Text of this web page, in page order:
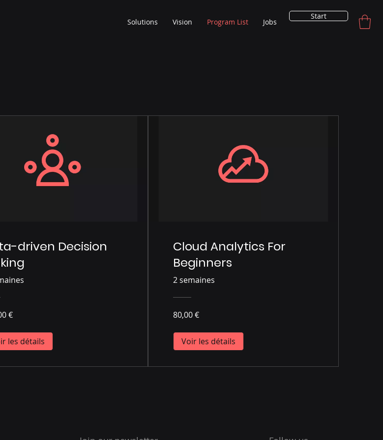
Solutions Vision Program List Jobs
Start
driven Decision
€
les détails
Cloud Analytics For
Beginners
2 semaines
80,00 €
Voir les détails